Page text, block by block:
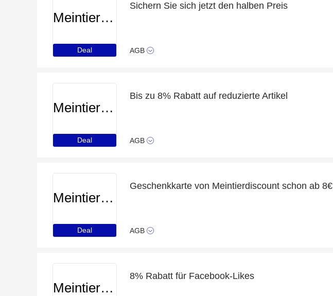
Meintierdiscount
Deal
Sichern Sie sich jetzt den halben Preis
AGB
Meintierdiscount
Deal
Bis zu 8% Rabatt auf reduzierte Artikel
AGB
Meintierdiscount
Deal
Geschenkkarte von Meintierdiscount schon ab 8€
AGB
Meintierdiscount
8% Rabatt für Facebook-Likes